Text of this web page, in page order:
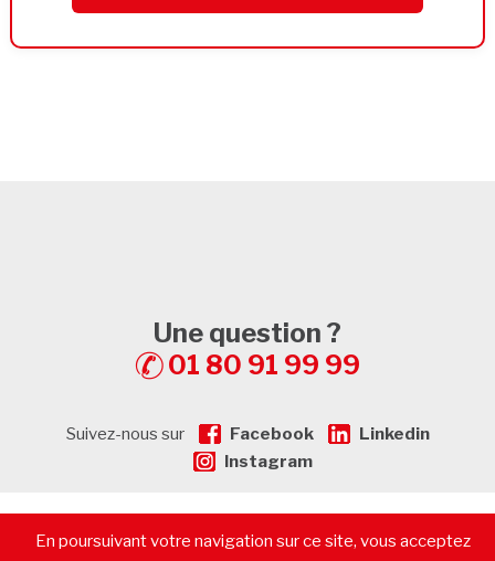
Une question ?
01 80 91 99 99
Suivez-nous sur Facebook
Linkedin
Instagram
© 2026 - CommerceImmo.fr - Tous droits réservés -Mentions
En poursuivant votre navigation sur ce site, vous acceptez